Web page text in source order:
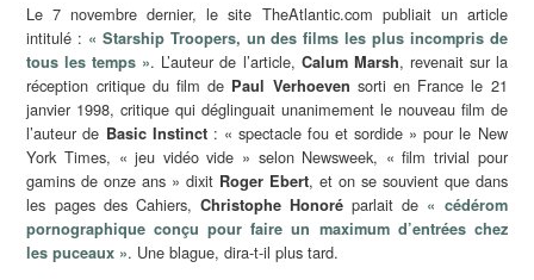
Le 7 novembre dernier, le site TheAtlantic.com publiait un article
intitulé : « Starship Troopers, un des films les plus incompris de
tous les temps ». L’auteur de l’article, Calum Marsh, revenait sur la
réception critique du film de Paul Verhoeven sorti en France le 21
janvier 1998, critique qui déglinguait unanimement le nouveau film de
l’auteur de Basic Instinct: « spectacle fou et sordide » pour le New
York Times, « jeu vidéo vide » selon Newsweek, « film trivial pour
gamins de onze ans » dixit Roger Ebert, et on se souvient que dans
les pages des Cahiers, Christophe Honoré parlait de « cédérom
pornographique conçu pour faire un maximum d’entrées chez
les puceaux ». Une blague, dira-t-il plus tard.